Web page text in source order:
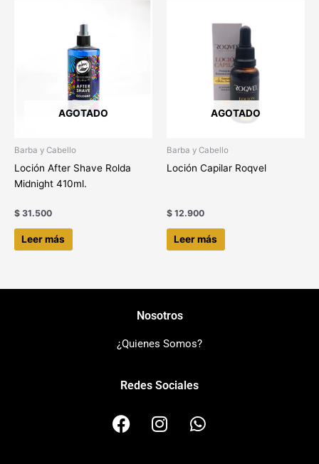
AGOTADO
Barba y Cabello
Loción After Shave Rolda
Midnight 410ml.
$ 31.500
Leer más
AGOTADO
Barba y Cabello
Loción Capilar Roqvel
$ 12.900
Leer más
Nosotros
¿Quienes Somos?
Redes Sociales
F
a
I
n
W
h